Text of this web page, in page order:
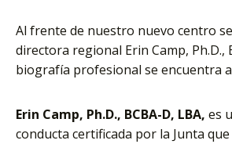
Al frente de nuestro nuevo centro
directora regional Erin Camp, Ph.D.,
biografía profesional se encuentra
Erin Camp, Ph.D., BCBA-D, LBA, es
conducta certificada por la Junta